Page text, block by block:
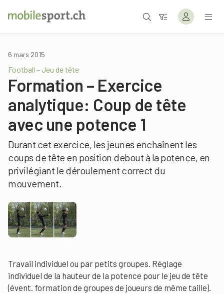
6 mars 2015
Football – Jeu de tête
Formation – Exercice
analytique: Coup de tête
avec une potence 1
Durant cet exercice, les jeunes enchaînent les
coups de tête en position debout à la potence, en
privilégiant le déroulement correct du
mouvement.
Travail individuel ou par petits groupes. Réglage
individuel de la hauteur de la potence pour le jeu de tête
(évent. formation de groupes de joueurs de même taille).